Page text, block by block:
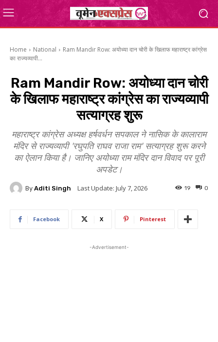
Home National
Ram Mandir Row: अयोध्या दान चोरी के खिलाफ महाराष्ट्र कांग्रेस
का राज्यव्यापी...
Ram Mandir Row: अयोध्या दान चोरी
के खिलाफ महाराष्ट्र कांग्रेस का राज्यव्यापी
सत्याग्रह शुरू
महाराष्ट्र कांग्रेस अध्यक्ष हर्षवर्धन सपकाल ने नासिक के कालाराम
मंदिर से राज्यव्यापी 'रघुपति राघव राजा राम' सत्याग्रह शुरू करने
का ऐलान किया है। जानिए अयोध्या राम मंदिर दान विवाद पर पूरी
अपडेट।
By Aditi Singh Last Update: July 7, 2026 0
19
Facebook X Pinterest
-Advertisement-